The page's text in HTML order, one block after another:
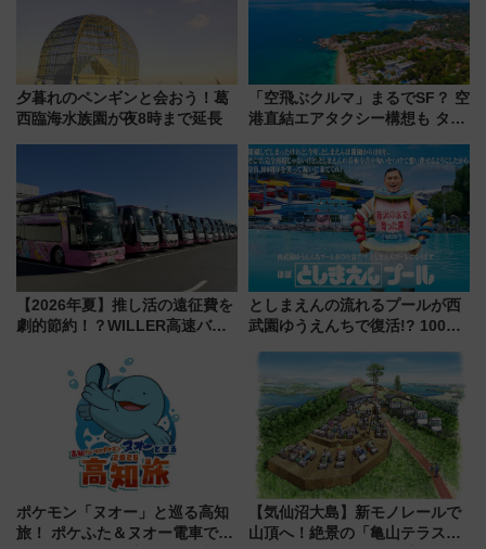
夕暮れのペンギンと会おう！葛
西臨海水族園が夜8時まで延長
「空飛ぶクルマ」まるでSF？ 空
港直結エアタクシー構想も タイ
【2026年夏】推し活の遠征費を
劇的節約！？WILLER高速バス
温泉の最強ルート 予約期間・
対象路線まとめ
としまえんの流れるプールが西
武園ゆうえんちで復活!? 100周
イダー」に注目 2026年夏は所
沢へ遊びに行こう
ポケモン「ヌオー」と巡る高知
旅！ ポケふた＆ヌオー電車で楽
【気仙沼大島】新モノレールで
山頂へ！絶景の「亀山テラス